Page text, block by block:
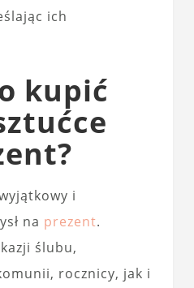
ich
kupić
i
na prezent.
ślubu,
rocznicy, jak i